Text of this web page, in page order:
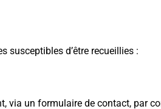
susceptibles d’être recueillies :
via un formulaire de contact, par